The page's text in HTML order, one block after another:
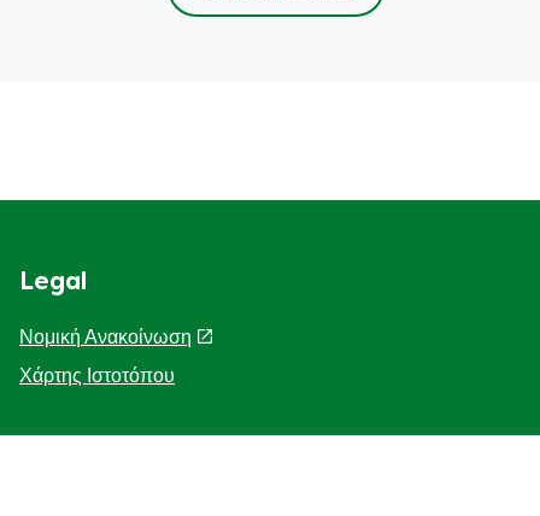
Legal
Νομική Ανακοίνωση
Χάρτης Ιστοτόπου